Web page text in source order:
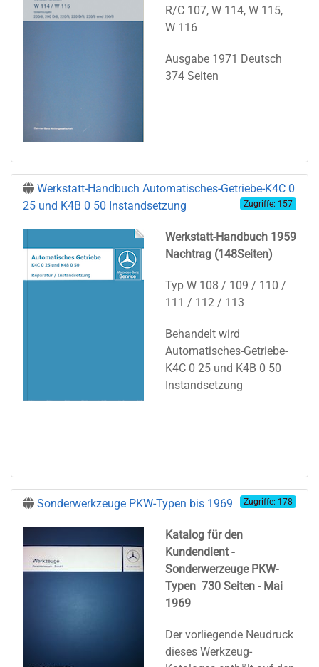
R/C 107, W 114, W 115,
W 116
Ausgabe 1971 Deutsch
374 Seiten
Werkstatt-Handbuch Automatisches-Getriebe-K4C 0
25 und K4B 0 50 Instandsetzung
Zugriffe: 157
Werkstatt-Handbuch 1959
Nachtrag (148Seiten)
Typ W 108 / 109 / 110 /
111 / 112 / 113
Behandelt wird
Automatisches-Getriebe-
K4C 0 25 und K4B 0 50
Instandsetzung
Sonderwerkzeuge PKW-Typen bis 1969 Zugriffe: 178
Katalog für den
Kundendient -
Sonderwerzeuge PKW-
Typen 730 Seiten - Mai
1969
Der vorliegende Neudruck
dieses Werkzeug-